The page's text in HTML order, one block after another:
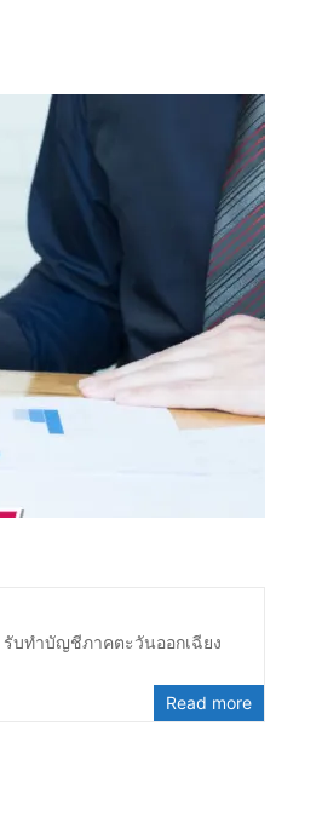
รับทำบัญชีภาคตะวันออกเฉียง
Read more